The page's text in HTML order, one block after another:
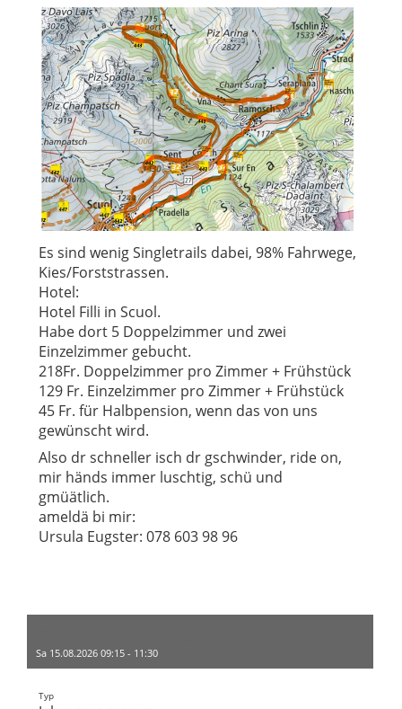
Es sind wenig Singletrails dabei, 98% Fahrwege,
Kies/Forststrassen.
Hotel:
Hotel Filli in Scuol.
Habe dort 5 Doppelzimmer und zwei
Einzelzimmer gebucht.
218Fr. Doppelzimmer pro Zimmer + Frühstück
129 Fr. Einzelzimmer pro Zimmer + Frühstück
45 Fr. für Halbpension, wenn das von uns
gewünscht wird.
Also dr schneller isch dr gschwinder, ride on,
mir händs immer luschtig, schü und
gmüätlich.
ameldä bi mir:
Ursula Eugster: 078 603 98 96
Sa 15.08.2026 09:15 - 11:30
Typ